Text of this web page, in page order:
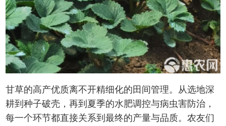
甘草的高产优质离不开精细化的田间管理。从选地深
耕到种子破壳，再到夏季的水肥调控与病虫害防治，
每一个环节都直接关系到最终的产量与品质。农友们